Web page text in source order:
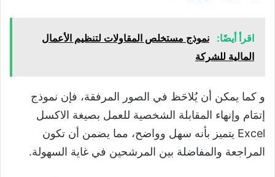
اقرأ أيضًا:
نموذج مستخلص المقاولات لتنظيم الأعمال
المالية للشركة
و كما يمكن أن يُلاحَظ في الصور المرفقة، فإن نموذج
إتمَام وإنهاء المقابلة الشخصية للعمل بصيغة الاكسل
Excel يتميز بأنه سهل وواضح، مما يضمن أن تكون
المراجعة والمفاضلة بين المرشحين في غاية السهولة.